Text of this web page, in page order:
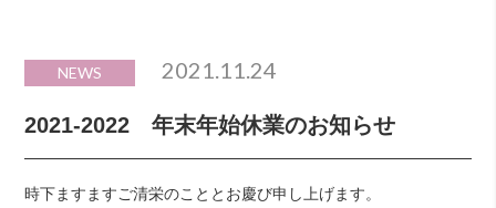
NEWS 2021.11.24
2021-2022 年末年始休業のお知らせ
時下ますますご清栄のこととお慶び申し上げます。